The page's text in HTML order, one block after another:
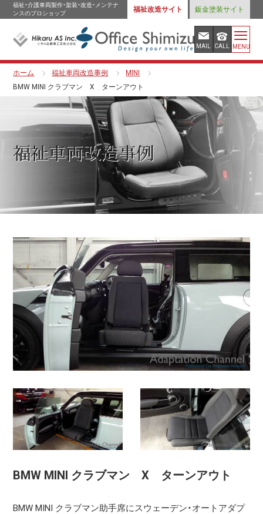
福祉・介護車両製作・架装・改造・メンテナ
ンスのプロショップ
福祉改造サイト 鈑金塗装サイト
MAIL CALL MENU
ホーム 福祉車両改造事例
MINI
BMW MINI クラブマン X ターンアウト
福祉車両改造事例
BMW MINI クラブマン X ターンアウト
BMW MINI クラブマン助手席にスウェーデン・オートアダプ